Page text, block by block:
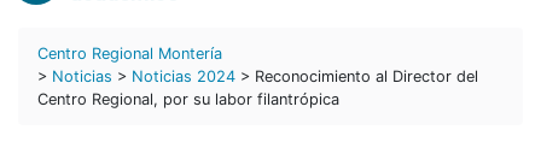
Centro Regional Montería
> Noticias > Noticias 2024 > Reconocimiento al Director del
Centro Regional, por su labor filantrópica